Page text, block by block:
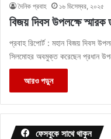
দৈনিক প্রবাহ ১৬ ডিসেম্বর, ২০২৫
বিজয় দিবস উপলক্ষে
প্রবাহ রিপোর্ট : মহান বিজয় দিবস
সিলমোহর অবমুক্ত করেছেন প্রধান
আরও পড়ুন
ফেসবুকে সাথে থাকুন